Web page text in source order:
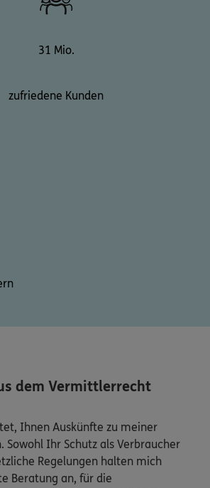
31 Mio.
zufriedene Kunden
dem Vermittlerrecht
Ihnen Auskünfte zu meiner
Sowohl Ihr Schutz als Verbraucher
Regelungen halten mich
Beratung an, für die